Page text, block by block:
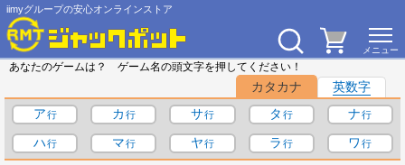
iimyグループの安心オンラインストア
あなたのゲームは？ ゲーム名の頭文字を押してください！
カタカナ
英数字
ア
カ サ タ
ナ
ハ
マ ヤ ラ ワ